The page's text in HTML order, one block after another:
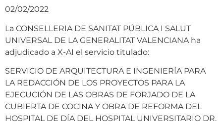
02/02/2022
La CONSELLERIA DE SANITAT PÚBLICA I SALUT
UNIVERSAL DE LA GENERALITAT VALENCIANA ha
adjudicado a X-AI el servicio titulado:
SERVICIO DE ARQUITECTURA E INGENIERÍA PARA
LA REDACCIÓN DE LOS PROYECTOS PARA LA
EJECUCIÓN DE LAS OBRAS DE FORJADO DE LA
CUBIERTA DE COCINA Y OBRA DE REFORMA DEL
HOSPITAL DE DÍA DEL HOSPITAL UNIVERSITARIO DR.